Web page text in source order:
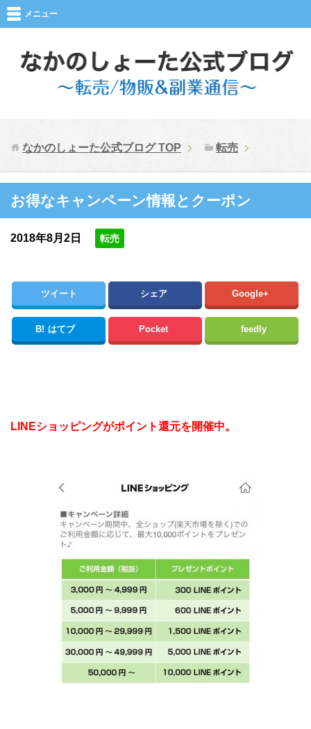
メニュー
なかのしょーた公式ブログTOP 転売
お得なキャンペーン情報とクーポン
2018年8月2日 転売
ツイート シェア Google+
B! はてブ Pocket feedly
LINEショッピングがポイント還元を開催中。